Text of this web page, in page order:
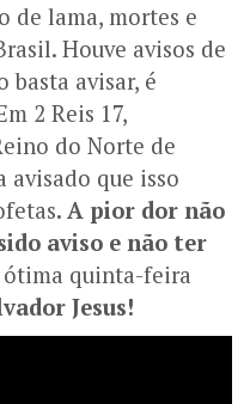
de lama, mortes e
Houve avisos de
basta avisar, é
2 Reis 17,
do Norte de
avisado que isso
. A pior dor não
aviso e não ter
ótima quinta-feira
Jesus!